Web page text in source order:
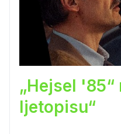
„Hejsel '85“
ljetopisu“